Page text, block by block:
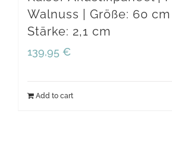
Walnuss | Größe: 60 cm
Stärke: 2,1 cm
139,95 €
Add to cart